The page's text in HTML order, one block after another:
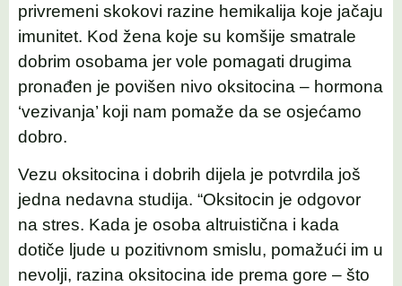
privremeni skokovi razine hemikalija koje jačaju
imunitet. Kod žena koje su komšije smatrale
dobrim osobama jer vole pomagati drugima
pronađen je povišen nivo oksitocina – hormona
‘vezivanja’ koji nam pomaže da se osjećamo
dobro.
Vezu oksitocina i dobrih dijela je potvrdila još
jedna nedavna studija. “Oksitocin je odgovor
na stres. Kada je osoba altruistična i kada
dotiče ljude u pozitivnom smislu, pomažući im u
nevolji, razina oksitocina ide prema gore – što